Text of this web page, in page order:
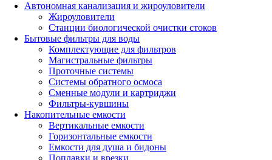
Автономная канализация и жироуловители
Жироуловители
Станции биологической очистки стоков
Бытовые фильтры для воды
Комплектующие для фильтров
Магистральные фильтры
Проточные системы
Системы обратного осмоса
Сменные модули и картриджи
Фильтры-кувшины
Накопительные емкости
Вертикальные емкости
Горизонтальные емкости
Емкости для душа и бидоны